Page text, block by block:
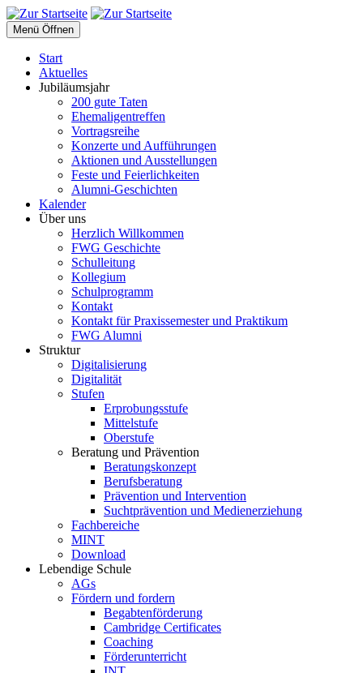
Menü Öffnen
Start
Aktuelles
Jubiläumsjahr
200 gute Taten
Ehemaligentreffen
Vortragsreihe
Konzerte und Aufführungen
Aktionen und Ausstellungen
Feste und Feierlichkeiten
Alumni-Geschichten
Kalender
Über uns
Herzlich Willkommen
FWG Geschichte
Schulleitung
Kollegium
Schulprogramm
Kontakt
Kontakt für Praxissemester und Praktikum
FWG Alumni
Struktur
Digitalisierung
Digitalität
Stufen
Erprobungsstufe
Mittelstufe
Oberstufe
Beratung und Prävention
Beratungskonzept
Berufsberatung
Prävention und Intervention
Suchtprävention und Medienerziehung
Fachbereiche
MINT
Download
Lebendige Schule
AGs
Fördern und fordern
Begabtenförderung
Cambridge Certificates
Coaching
Förderunterricht